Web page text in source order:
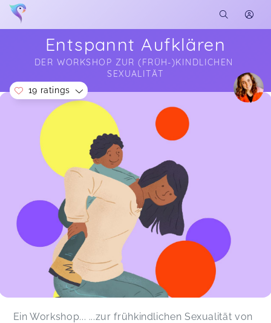
Entspannt Aufklären
DER WORKSHOP ZUR (FRÜH-)KINDLICHEN
SEXUALITÄT
Soon you will learn more about me here...
19 ratings
Saskia,
Ich wünschte, jede/r Mensch, der mit Kindern
zutun hat würde diesen Kurs besuchen! Das war
ein so toller Workshop! Lovis ist so offen und
bringt die Themen mit so viel Begeisterung und
Klarheit rüber, dass alle schwere, die ich
durchaus in Gesprächen mit anderen Eltern
wahrgenommen habe, abgefallen ist. Ich fühle
mich bestärkt und gut informiert und habe richtig
Lust mich noch mehr mit den alltäglichen
Möglichkeiten mein Kind gut zu begleiten und zu
stärken auseinander zu setzen! Große
Nele,May 09
Ein Workshop... ...zur frühkindlichen Sexualität von